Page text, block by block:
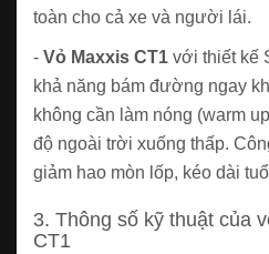
toàn cho cả xe và người lái.
- Vỏ Maxxis CT1 với thiết kế
khả năng bám đường ngay
không cần làm nóng (warm
độ ngoài trời xuống thấp.
giảm hao mòn lốp, kéo dài
3. Thông số kỹ thuật của
CT1